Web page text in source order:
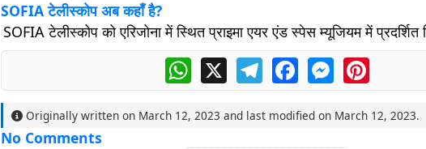
SOFIA टेलीस्कोप अब कहाँ है?
SOFIA टेलीस्कोप को एरिजोना में स्थित प्राइमा एयर एंड स्पेस म्यूजियम में प्रदर्शित
WhatsApp
X TelegramFacebookMessengerPinterest
Originally written on March 12, 2023 and last modified on March 12, 2023.
No Comments